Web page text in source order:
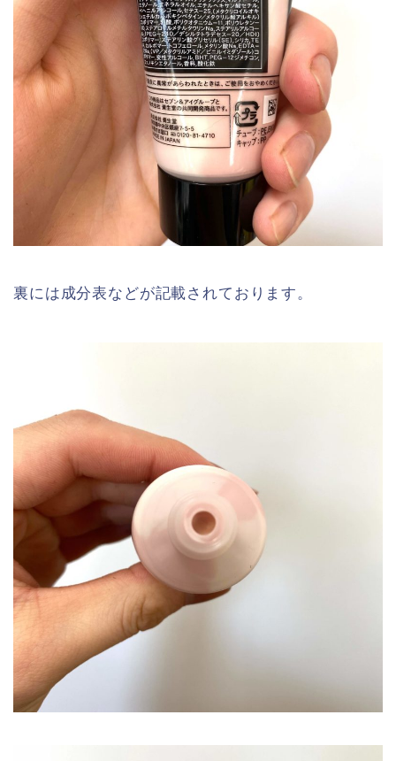
裏には成分表などが記載されております。